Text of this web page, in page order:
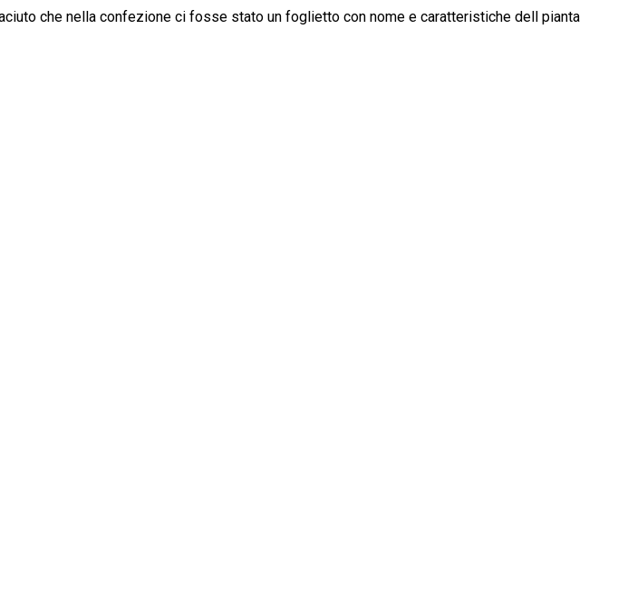
che nella confezione ci fosse stato un foglietto con nome e caratteristiche dell pianta